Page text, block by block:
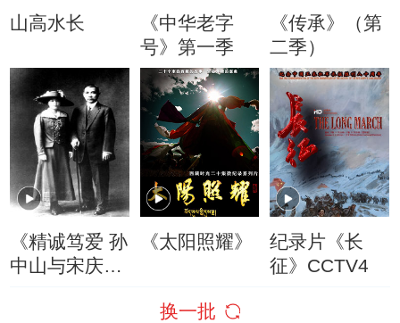
山高水长
《中华老字
号》第一季
《传承》（第
二季）
《精诚笃爱 孙
中山与宋庆
《太阳照耀》
纪录片《长
征》CCTV4
换一批